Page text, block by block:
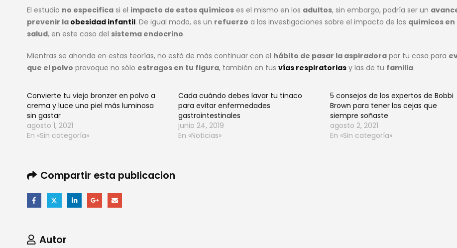
El estudio no especificasi el impacto de estos químicoses el mismo en los adultos, sin embargo, podría ser un
prevenir la obesidad infantil. De igual modo, es un refuerzo a las investigaciones sobre el impacto de los químicos en
salud, en este caso del sistema endocrino.
Mientras se ahonda en estas teorías, no está de más continuar con el hábito de pasar la aspiradorapor tu casa para
que el polvo provoque no sólo estragos en tu figura, también en tus vías respiratoriasy las de tu familia.
Convierte tu viejo bronzer en polvo a
crema y luce una piel más luminosa
sin gastar
agosto 1, 2021
En «Sin categoría»
Cada cuándo debes lavar tu tinaco
para evitar enfermedades
gastrointestinales
junio 24, 2019
En «Noticias»
5 consejos de los expertos de Bobbi
Brown para tener las cejas que
siempre soñaste
agosto 2, 2021
En «Sin categoría»
Compartir esta publicacion
Autor